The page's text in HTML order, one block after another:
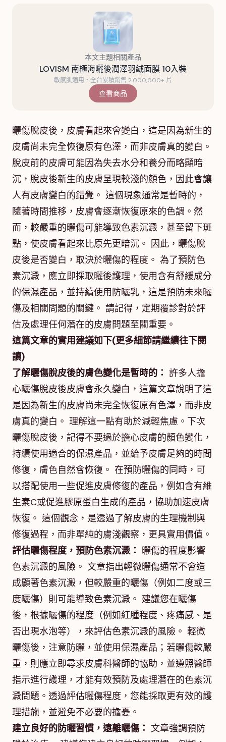
本文主題相關產品
LOVISM 南極海曬後潤澤羽絨面膜 10入裝
敏感肌適用・全台累積銷售 2,000,000+ 片
查看商品
曬傷脫皮後，皮膚看起來會變白，這是因為新生的
皮膚尚未完全恢復原有色澤，而非皮膚真的變白。
脫皮前的皮膚可能因為失去水分和養分而略顯暗
沉，脫皮後新生的皮膚呈現較淺的顏色，因此會讓
人有皮膚變白的錯覺。 這個現象通常是暫時的，
隨著時間推移，皮膚會逐漸恢復原來的色調。然
而，較嚴重的曬傷可能導致色素沉澱，甚至留下斑
點，使皮膚看起來比原先更暗沉。 因此，曬傷脫
皮後是否變白，取決於曬傷的程度。 為了預防色
素沉澱，應立即採取曬後護理，使用含有舒緩成分
的保濕產品，並持續使用防曬乳，這是預防未來曬
傷及相關問題的關鍵。 請記得，定期覆診對於評
估及處理任何潛在的皮膚問題至關重要。
這篇文章的實用建議如下(更多細節請繼續往下閱
讀)
了解曬傷脫皮後的膚色變化是暫時的： 許多人擔
心曬傷脫皮後皮膚會永久變白，這篇文章說明了這
是因為新生的皮膚尚未完全恢復原有色澤，而非皮
膚真的變白。 理解這一點有助於減輕焦慮。下次
曬傷脫皮後，記得不要過於擔心皮膚的顏色變化，
持續使用適合的保濕產品，並給予皮膚足夠的時間
修復，膚色自然會恢復。 在預防曬傷的同時，可
以搭配使用一些促進皮膚修復的產品，例如含有維
生素C或促進膠原蛋白生成的產品，協助加速皮膚
恢復。 這個觀念，是透過了解皮膚的生理機制與
修復過程，而非單純的膚淺觀察，更具實用價值。
評估曬傷程度，預防色素沉澱： 曬傷的程度影響
色素沉澱的風險。 文章指出輕微曬傷通常不會造
成顯著色素沉澱，但較嚴重的曬傷（例如二度或三
度曬傷）則可能導致色素沉澱。 建議您在曬傷
後，根據曬傷的程度（例如紅腫程度、疼痛感、是
否出現水泡等），來評估色素沉澱的風險。 輕微
曬傷後，注意防曬，並使用保濕產品；若曬傷較嚴
重，則應立即尋求皮膚科醫師的協助，並遵照醫師
指示進行護理，才能有效預防及處理潛在的色素沉
澱問題。透過評估曬傷程度，您能採取更有效的護
理措施，並避免不必要的擔憂。
建立良好的防曬習慣，遠離曬傷： 文章強調預防